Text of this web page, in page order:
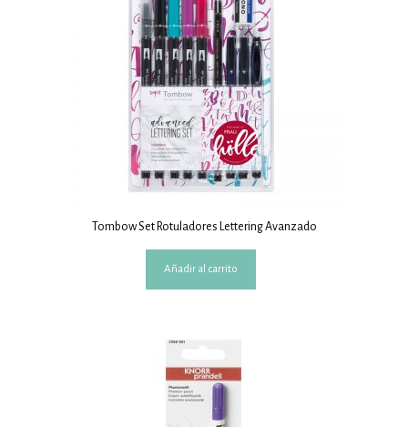
Tombow Set Rotuladores Lettering Avanzado
Añadir al carrito